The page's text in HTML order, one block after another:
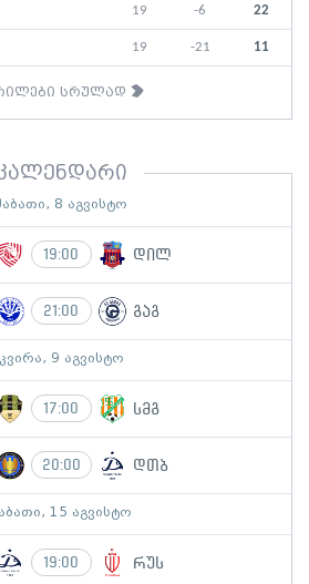
19 -6 22
19 -21 11
სრულად
8 აგვისტო
19:00 დილ
21:00 გაგ
კვირა, 9 აგვისტო
17:00 სმგ
20:00 დთბ
15 აგვისტო
19:00 რუს